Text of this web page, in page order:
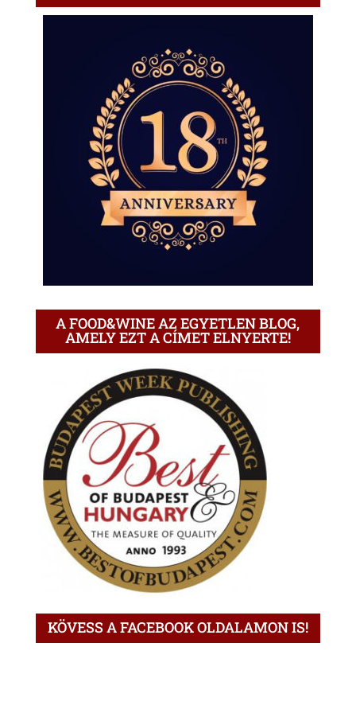
A FOOD&WINE AZ EGYETLEN BLOG,
AMELY EZT A CÍMET ELNYERTE!
KÖVESS A FACEBOOK OLDALAMON IS!